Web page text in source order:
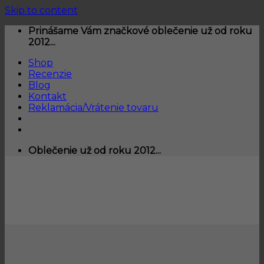
Skip to content
Prinášame Vám značkové oblečenie už od roku
2012...
Shop
Recenzie
Blog
Kontakt
Reklamácia/Vrátenie tovaru
Oblečenie už od roku 2012...